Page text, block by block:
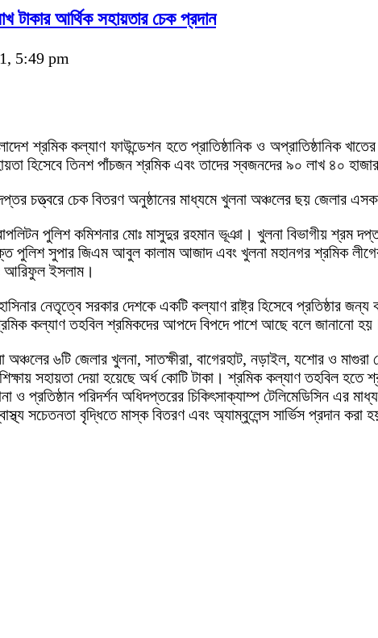
টাকার আর্থিক সহায়তার চেক প্রদান
5:49 pm
শ্রমিক কল্যাণ ফাউন্ডেশন হতে প্রাতিষ্ঠানিক ও অপ্রাতিষ্ঠানিক
হিসেবে তিনশ পাঁচজন শ্রমিক এবং তাদের স্বজনদের ৯০ লাখ ৪০
চত্ত্বরে চেক বিতরণ অনুষ্ঠানের মাধ্যমে খুলনা অঞ্চলের ছয় জেলার
পুলিশ কমিশনার মোঃ মাসুদুর রহমান ভূঞা। খুলনা বিভাগীয় শ্রম
পুলিশ সুপার জিএম আবুল কালাম আজাদ এবং খুলনা মহানগর শ্রমিক
আরিফুল ইসলাম।
নেতৃত্বে সরকার দেশকে একটি কল্যাণ রাষ্ট্র হিসেবে প্রতিষ্ঠার
কল্যাণ তহবিল শ্রমিকদের আপদে বিপদে পাশে আছে বলে জানানো
৬টি জেলার খুলনা, সাতক্ষীরা, বাগেরহাট, নড়াইল, যশোর ও
সহায়তা দেয়া হয়েছে অর্ধ কোটি টাকা। শ্রমিক কল্যাণ তহবিল
ও প্রতিষ্ঠান পরিদর্শন অধিদপ্তরের চিকিৎসাক্যাম্প টেলিমেডিসিন এর
সচেতনতা বৃদ্ধিতে মাস্ক বিতরণ এবং অ্যাম্বুলেন্স সার্ভিস প্রদান করা